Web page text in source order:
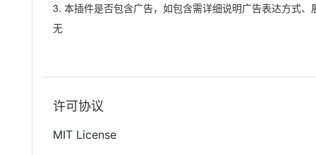
3. 本插件是否包含广告，如包含需详细说明广告表达方式、
无
许可协议
MIT License